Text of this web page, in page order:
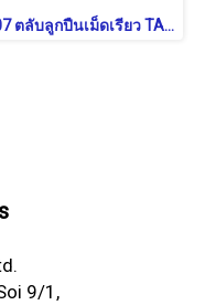
33007 ตลับลูกปืนเม็ดเรียว TAPERED ROLLER BEARING
9/1,